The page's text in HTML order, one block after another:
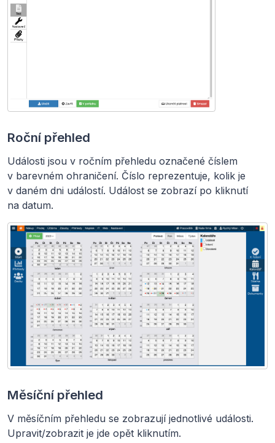
Roční přehled
Události jsou v ročním přehledu označené číslem
v barevném ohraničení. Číslo reprezentuje, kolik je
v daném dni událostí. Událost se zobrazí po kliknutí
na datum.
Měsíční přehled
V měsíčním přehledu se zobrazují jednotlivé události.
Upravit/zobrazit je jde opět kliknutím.